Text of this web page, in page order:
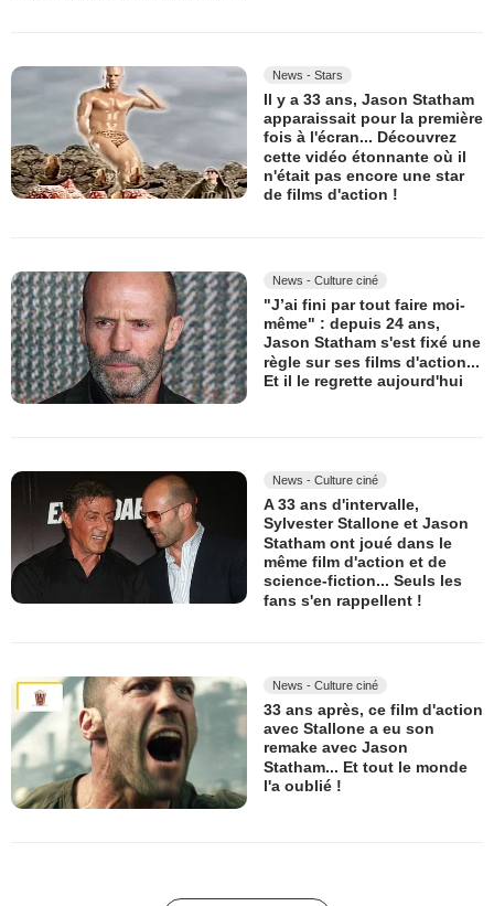
News - Stars
Il y a 33 ans, Jason Statham
apparaissait pour la première
fois à l'écran... Découvrez
cette vidéo étonnante où il
n'était pas encore une star
de films d'action !
News - Culture ciné
"J’ai fini par tout faire moi-
même" : depuis 24 ans,
Jason Statham s'est fixé une
règle sur ses films d'action...
Et il le regrette aujourd'hui
News - Culture ciné
A 33 ans d'intervalle,
Sylvester Stallone et Jason
Statham ont joué dans le
même film d'action et de
science-fiction... Seuls les
fans s'en rappellent !
News - Culture ciné
33 ans après, ce film d'action
avec Stallone a eu son
remake avec Jason
Statham... Et tout le monde
l'a oublié !